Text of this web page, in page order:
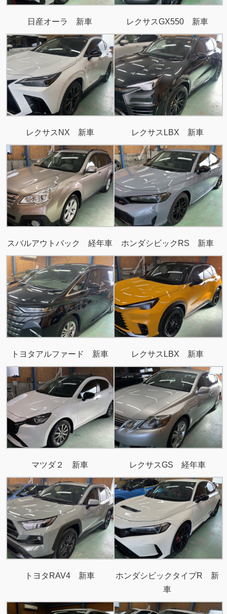
日産オーラ 新車 レクサスGX550 新車
レクサスNX 新車 レクサスLBX 新車
スバルアウトバック 経年車 ホンダシビックRS 新車
トヨタアルファード 新車 レクサスLBX 新車
マツダ２ 新車 レクサスGS 経年車
トヨタRAV4 新車
ホンダシビックタイプR 新
車